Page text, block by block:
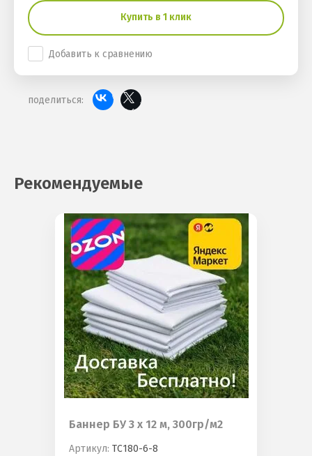
Купить в 1 клик
Добавить к сравнению
поделиться:
Рекомендуемые
Баннер БУ 3 х 12 м, 300гр/м2
Артикул: ТС180-6-8